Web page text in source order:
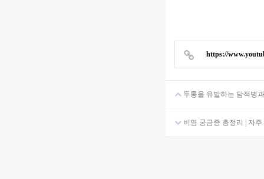
https://
두통을 유발하는 담적병
비염 궁금증 총정리 | 자